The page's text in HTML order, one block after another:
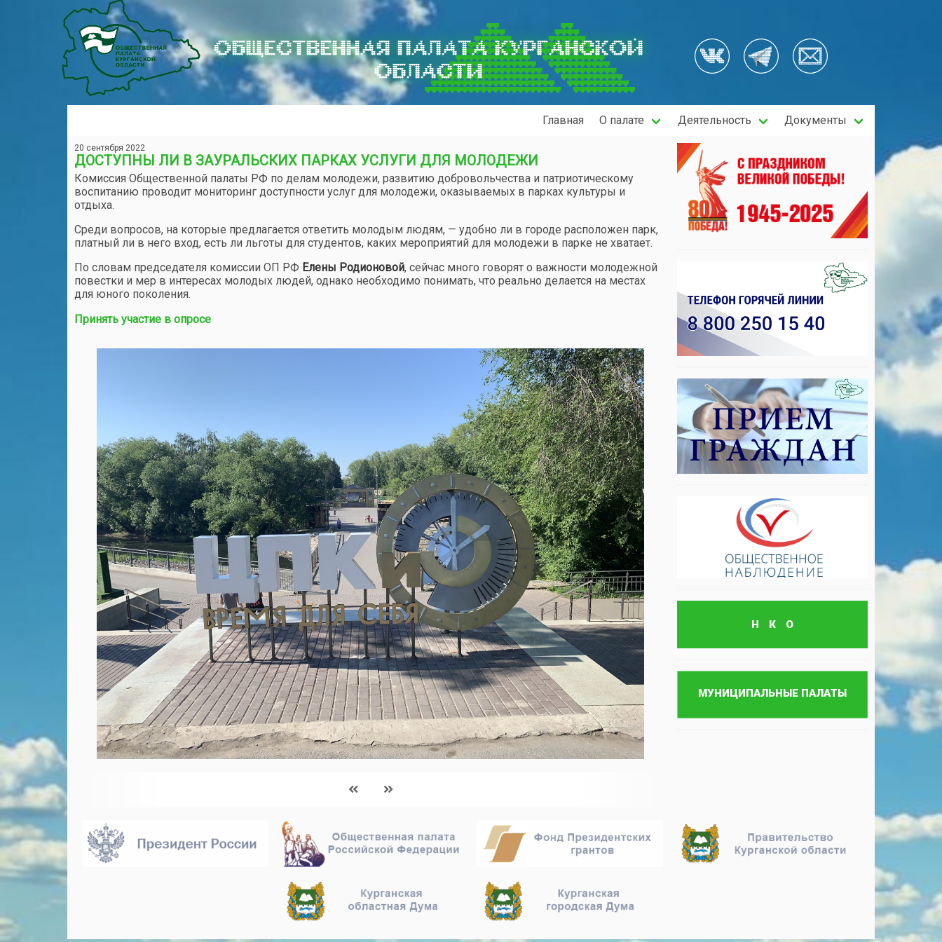
ОБЩЕСТВЕННАЯ ПАЛАТА КУРГАНСКОЙ
ОБЛАСТИ
Главная О палате Деятельность Документы
20 сентября 2022
ДОСТУПНЫ ЛИ В ЗАУРАЛЬСКИХ ПАРКАХ УСЛУГИ ДЛЯ МОЛОДЕЖИ
Комиссия Общественной палаты РФ по делам молодежи, развитию добровольчества и патриотическому
воспитанию проводит мониторинг доступности услуг для молодежи, оказываемых в парках культуры и
отдыха.
Среди вопросов, на которые предлагается ответить молодым людям, — удобно ли в городе расположен парк,
платный ли в него вход, есть ли льготы для студентов, каких мероприятий для молодежи в парке не хватает.
По словам председателя комиссии ОП РФ Елены Родионовой, сейчас много говорят о важности молодежной
повестки и мер в интересах молодых людей, однако необходимо понимать, что реально делается на местах
для юного поколения.
Принять участие в опросе